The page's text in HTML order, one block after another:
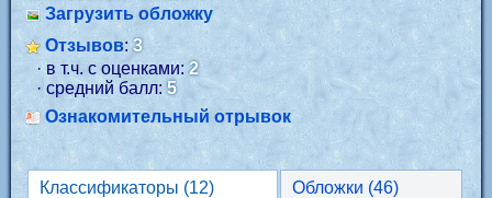
Загрузить обложку
Отзывов:3
· в т.ч. с оценками:2
· средний балл:5
Ознакомительный отрывок
Классификаторы (12)
Обложки (46)